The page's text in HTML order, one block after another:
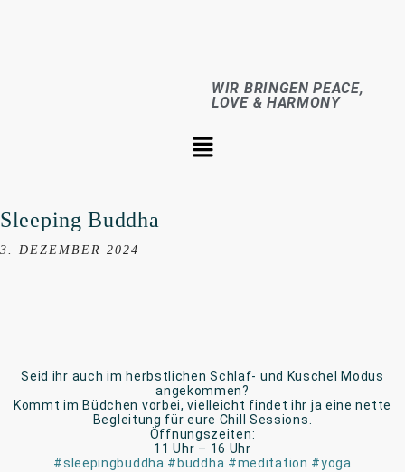
WIR BRINGEN PEACE,
LOVE & HARMONY
Sleeping Buddha
3. DEZEMBER 2024
Seid ihr auch im herbstlichen Schlaf- und Kuschel Modus
angekommen?
Kommt im Büdchen vorbei, vielleicht findet ihr ja eine nette
Begleitung für eure Chill Sessions.
Öffnungszeiten:
11 Uhr – 16 Uhr
#sleepingbuddha #buddha #meditation #yoga